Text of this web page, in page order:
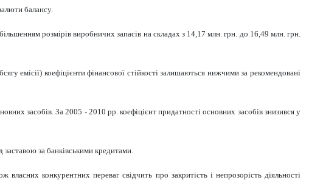
балансу.
розмірів виробничих запасів на складах з 14,17 млн. грн. до 16,49 млн. грн.
емісії) коефіцієнти фінансової стійкості залишаються нижчими за рекомендовані
засобів. За 2005 - 2010 рр. коефіцієнт придатності основних засобів знизився у
за банківськими кредитами.
конкурентних переваг свідчить про закритість і непрозорість діяльності